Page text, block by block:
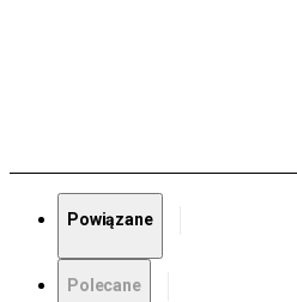
Powiązane
Polecane